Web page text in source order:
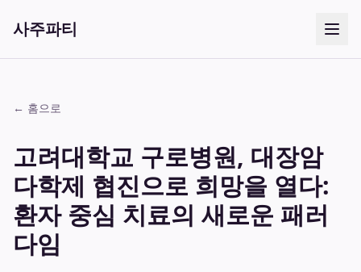
사주파티
← 홈으로
고려대학교 구로병원, 대장암
다학제 협진으로 희망을 열다:
환자 중심 치료의 새로운 패러
다임